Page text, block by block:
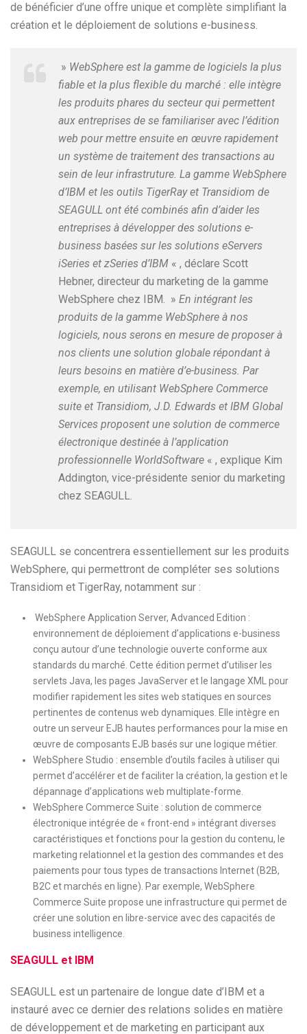
de bénéficier d’une offre unique et complète simplifiant la
création et le déploiement de solutions e-business.
» WebSphere est la gamme de logiciels la plus
fiable et la plus flexible du marché : elle intègre
les produits phares du secteur qui permettent
aux entreprises de se familiariser avec l’édition
web pour mettre ensuite en œuvre rapidement
un système de traitement des transactions au
sein de leur infrastruture. La gamme WebSphere
d’IBM et les outils TigerRay et Transidiom de
SEAGULL ont été combinés afin d’aider les
entreprises à développer des solutions e-
business basées sur les solutions eServers
iSeries et zSeries d’IBM « , déclare Scott
Hebner, directeur du marketing de la gamme
WebSphere chez IBM. » En intégrant les
produits de la gamme WebSphere à nos
logiciels, nous serons en mesure de proposer à
nos clients une solution globale répondant à
leurs besoins en matière d’e-business. Par
exemple, en utilisant WebSphere Commerce
suite et Transidiom, J.D. Edwards et IBM Global
Services proposent une solution de commerce
électronique destinée à l’application
professionnelle WorldSoftware « , explique Kim
Addington, vice-présidente senior du marketing
chez SEAGULL.
SEAGULL se concentrera essentiellement sur les produits
WebSphere, qui permettront de compléter ses solutions
Transidiom et TigerRay, notamment sur :
WebSphere Application Server, Advanced Edition :
environnement de déploiement d’applications e-business
conçu autour d’une technologie ouverte conforme aux
standards du marché. Cette édition permet d’utiliser les
servlets Java, les pages JavaServer et le langage XML pour
modifier rapidement les sites web statiques en sources
pertinentes de contenus web dynamiques. Elle intègre en
outre un serveur EJB hautes performances pour la mise en
œuvre de composants EJB basés sur une logique métier.
WebSphere Studio : ensemble d’outils faciles à utiliser qui
permet d’accélérer et de faciliter la création, la gestion et le
dépannage d’applications web multiplate-forme.
WebSphere Commerce Suite : solution de commerce
électronique intégrée de « front-end » intégrant diverses
caractéristiques et fonctions pour la gestion du contenu, le
marketing relationnel et la gestion des commandes et des
paiements pour tous types de transactions Internet (B2B,
B2C et marchés en ligne). Par exemple, WebSphere
Commerce Suite propose une infrastructure qui permet de
créer une solution en libre-service avec des capacités de
business intelligence.
SEAGULL et IBM
SEAGULL est un partenaire de longue date d’IBM et a
instauré avec ce dernier des relations solides en matière
de développement et de marketing en participant aux